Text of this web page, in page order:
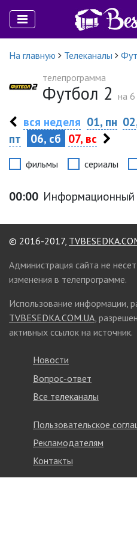
На главную Телеканалы
телепрограмма
Футбол 2 на
вся неделя 01, пн
пт
06, сб 07, вс
фильмы сериалы
00:00
© 2016-2017,
Администрация сайта не
изменения в телепрограмме.
Использование информации,
TVBESEDKA.COM.UA,
активных ссылок на источник.
Новости
Вопрос-ответ
Все телеканалы
Пользовательское
Рекламодателям
Контакты